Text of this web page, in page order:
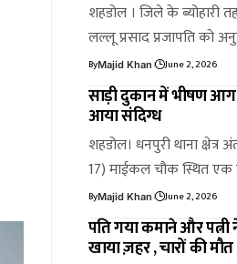
शहडोल । जिले के
लल्लू प्रसाद प्रजापति को
ByMajid Khan June 2, 2026
साड़ी दुकान में भीषण आग
आया संदिग्ध
शहडोल। धनपुरी थाना क्षेत्र
17) माईकल चौक स्थित एक
ByMajid Khan June 2, 2026
पति गया कमाने और पत्नी
खाया ज़हर , चारों की मौत